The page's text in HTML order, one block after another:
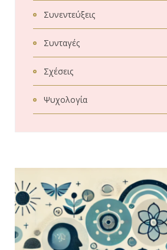
Συνεντεύξεις
Συνταγές
Σχέσεις
Ψυχολογία